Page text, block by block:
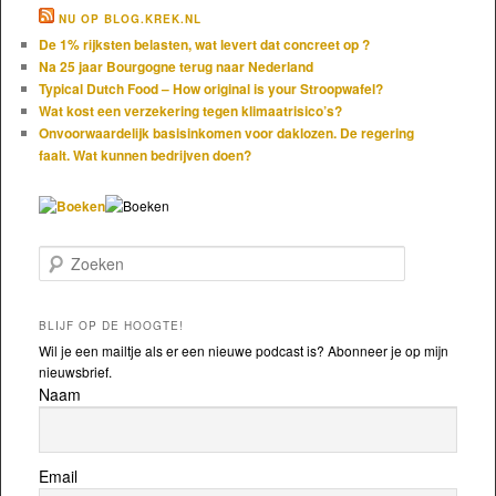
NU OP BLOG.KREK.NL
De 1% rijksten belasten, wat levert dat concreet op ?
Na 25 jaar Bourgogne terug naar Nederland
Typical Dutch Food – How original is your Stroopwafel?
Wat kost een verzekering tegen klimaatrisico’s?
Onvoorwaardelijk basisinkomen voor daklozen. De regering
faalt. Wat kunnen bedrijven doen?
Zoeken
BLIJF OP DE HOOGTE!
Wil je een mailtje als er een nieuwe podcast is? Abonneer je op mijn
nieuwsbrief.
Naam
Email